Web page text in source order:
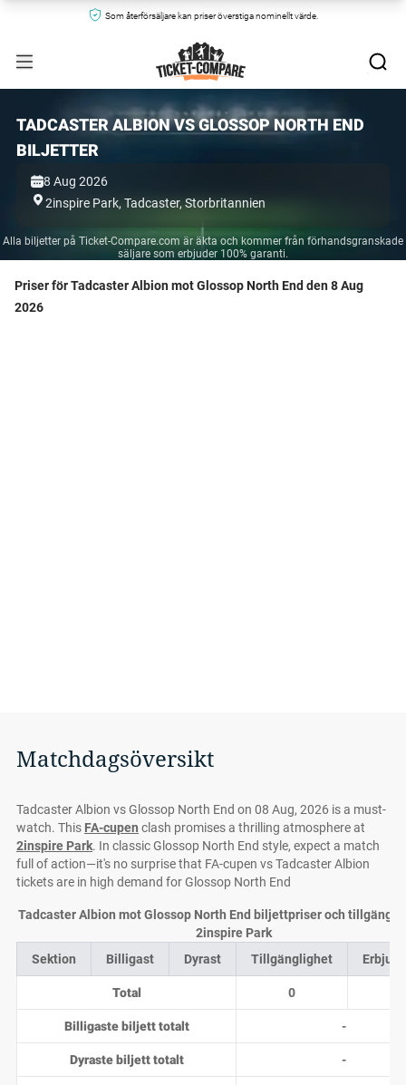
Som återförsäljare kan priser överstiga nominellt värde.
TADCASTER ALBION VS GLOSSOP NORTH END
BILJETTER
8 Aug 2026
2inspire Park, Tadcaster,Storbritannien
Alla biljetter på Ticket-Compare.com är äkta och kommer från förhandsgranskade
säljare som erbjuder 100% garanti.
Priser för Tadcaster Albion mot Glossop North End den 8 Aug
2026
Matchdagsöversikt
Tadcaster Albion vs Glossop North End on 08 Aug, 2026 is a must-
watch. This FA-cupen clash promises a thrilling atmosphere at
2inspire Park. In classic Glossop North End style, expect a match
full of action—it's no surprise that FA-cupen vs Tadcaster Albion
tickets are in high demand for Glossop North End
Sektion Billigast Dyrast Tillgänglighet
Total 0
Billigaste biljett totalt -
Dyraste biljett totalt -
Tadcaster Albion mot Glossop North End biljettpriser och
2inspire Park